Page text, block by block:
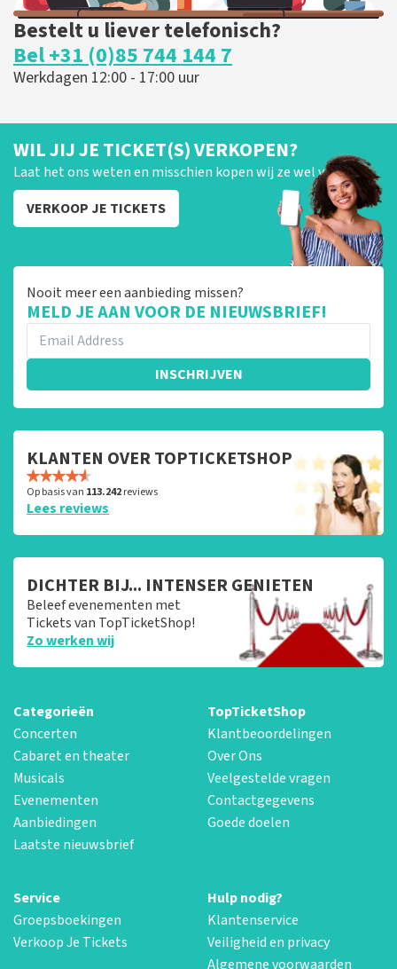
Bestelt u liever telefonisch?
Bel +31 (0)85 744 144 7
Werkdagen 12:00 - 17:00 uur
WIL JIJ JE TICKET(S) VERKOPEN?
Laat het ons weten en misschien kopen wij ze wel van je!
VERKOOP JE TICKETS
Nooit meer een aanbieding missen?
MELD JE AAN VOOR DE NIEUWSBRIEF!
INSCHRIJVEN
KLANTEN OVER TOPTICKETSHOP
Op basis van 113.242reviews
Lees reviews
DICHTER BIJ... INTENSER GENIETEN
Beleef evenementen met
Tickets van TopTicketShop!
Zo werken wij
Categorieën
Concerten
Cabaret en theater
Musicals
Evenementen
Aanbiedingen
Laatste nieuwsbrief
TopTicketShop
Klantbeoordelingen
Over Ons
Veelgestelde vragen
Contactgegevens
Goede doelen
Service
Groepsboekingen
Verkoop Je Tickets
Hulp nodig?
Klantenservice
Veiligheid en privacy
Algemene voorwaarden